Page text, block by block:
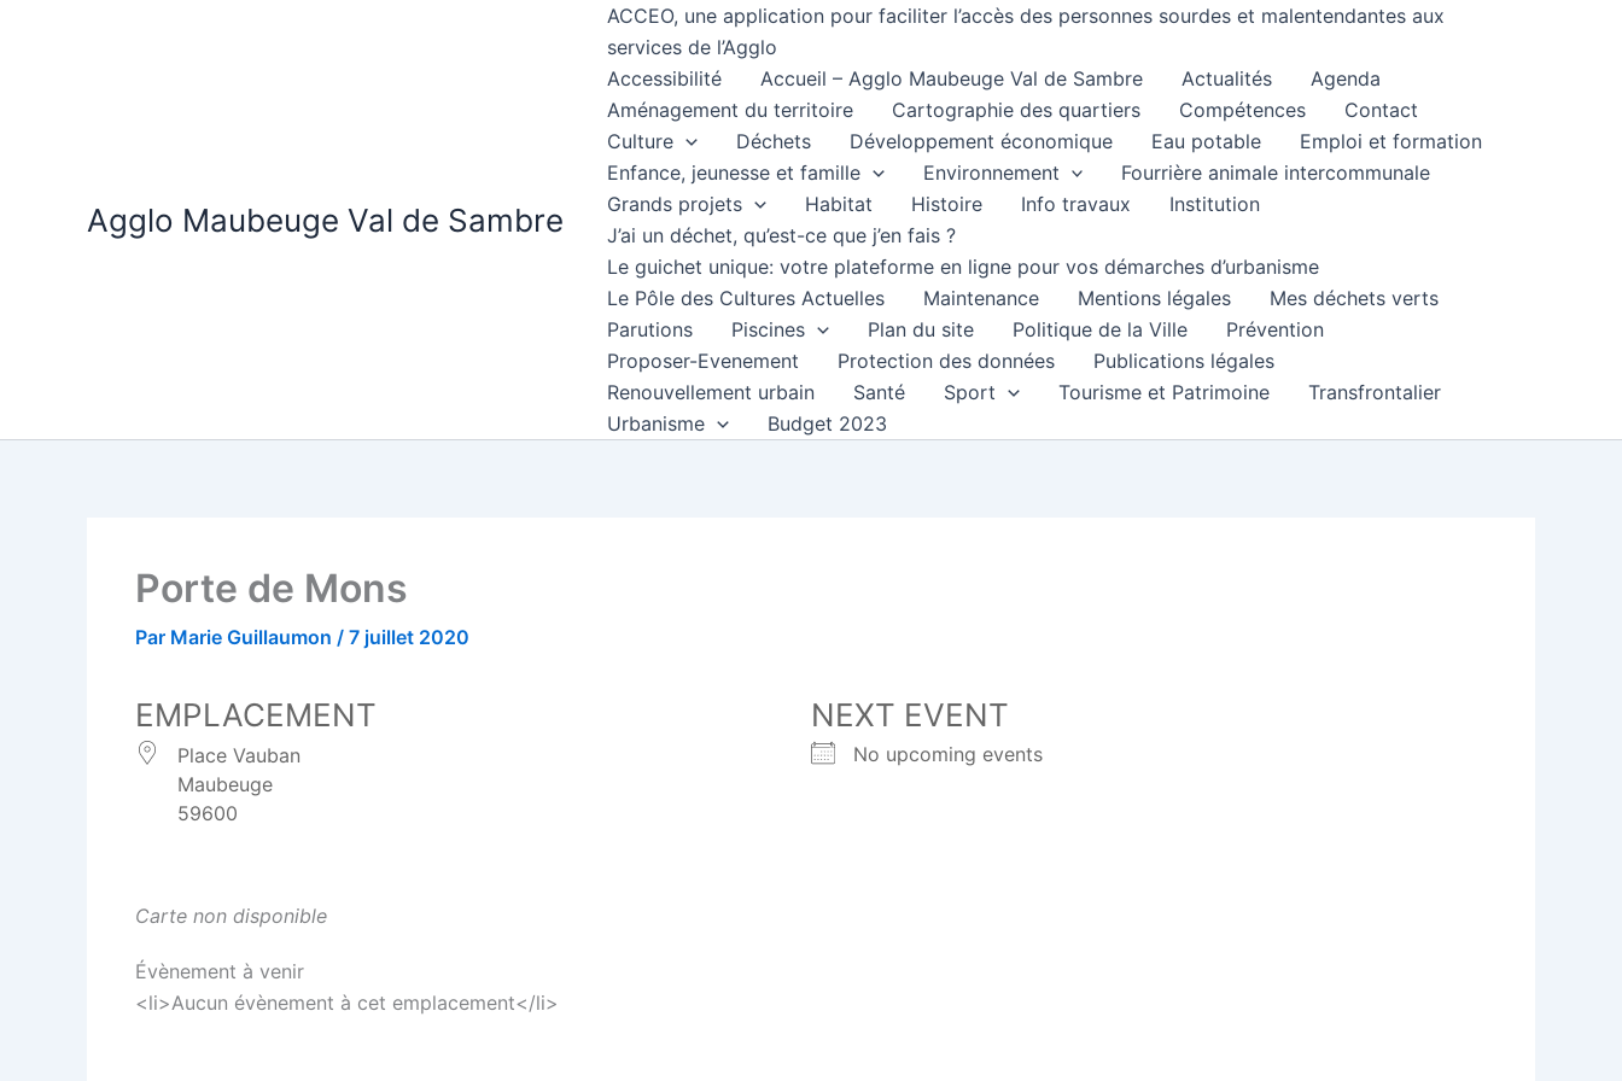
Agglo Maubeuge Val de Sambre
ACCEO, une application pour faciliter l’accès des personnes sourdes et malentendantes aux
services de l’Agglo
Accessibilité
Accueil – Agglo Maubeuge Val de Sambre Actualités
Agenda
Aménagement du territoire
Cartographie des quartiers Compétences
Contact
Culture
Déchets Développement économique Eau potable
Emploi et formation
Enfance, jeunesse et famille
Environnement
Fourrière animale intercommunale
Grands projets
Habitat Histoire Info travaux
Institution
J’ai un déchet, qu’est-ce que j’en fais ?
Le guichet unique: votre plateforme en ligne pour vos démarches d’urbanisme
Le Pôle des Cultures Actuelles
Maintenance Mentions légales
Mes déchets verts
Parutions
Piscines Plan du site Politique de la Ville
Prévention
Proposer-Evenement
Protection des données
Publications légales
Renouvellement urbain
Santé Sport Tourisme et Patrimoine
Transfrontalier
Urbanisme
Budget 2023
Porte de Mons
Par Marie Guillaumon / 7 juillet 2020
EMPLACEMENT
Place Vauban
Maubeuge
59600
NEXT EVENT
No upcoming events
Carte non disponible
Évènement à venir
<li>Aucun évènement à cet emplacement</li>